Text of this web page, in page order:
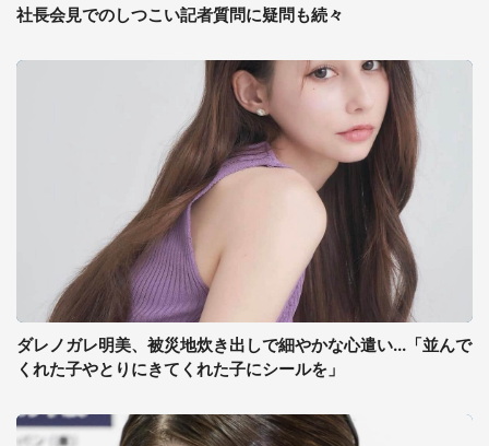
社長会見でのしつこい記者質問に疑問も続々
ダレノガレ明美、被災地炊き出しで細やかな心遣い...「並んで
くれた子やとりにきてくれた子にシールを」